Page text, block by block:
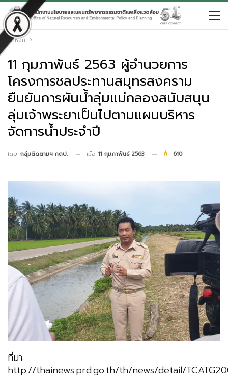
หน้าหลัก
11 กุมภาพันธ์ 2563 ผู้อำนวยการ
โครงการชลประทานสมุทรสงคราม
ยืนยันการผันน้ำลุ่มแม่กลองสนับสนุน
ลุ่มเจ้าพระยาเป็นไปตามแผนบริหาร
จัดการน้ำประจำปี
โดย กลุ่มติดตามฯ กตป. เมื่อ 11 กุมภาพันธ์ 2563 610
ที่มา:
http://thainews.prd.go.th/th/news/detail/